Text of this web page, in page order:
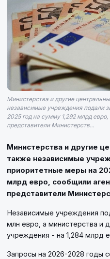
Министерства и другие
независимые учреждения подали
2025 год на сумму 1,292 млрд
представители Министерств...
Министерства и другие
также независимые
приоритетные меры на
млрд евро, сообщили
представители
Независимые учреждения
млн евро, а министерства и
учреждения - на 1,284 млрд
Запросы на 2026-2028 годы